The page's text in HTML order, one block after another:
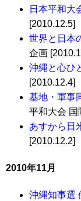
日本平和大
[2010.12.5]
世界と日本
企画
沖縄と心ひ
[2010.12.4]
基地・軍事
平和大会 国
あすから日
[2010.12.2]
2010年11月
沖縄知事選